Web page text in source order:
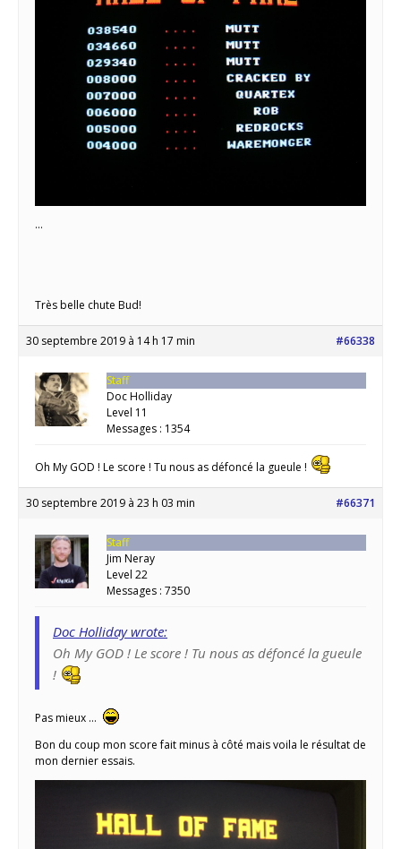
…
Très belle chute Bud!
30 septembre 2019 à 14 h 17 min #66338
Staff
Doc Holliday
Level 11
Messages : 1354
Oh My GOD ! Le score ! Tu nous as défoncé la gueule !
30 septembre 2019 à 23 h 03 min #66371
Staff
Jim Neray
Level 22
Messages : 7350
Doc Holliday wrote:
Oh My GOD ! Le score ! Tu nous as défoncé la gueule
!
Pas mieux …
Bon du coup mon score fait minus à côté mais voila le résultat de
mon dernier essais.